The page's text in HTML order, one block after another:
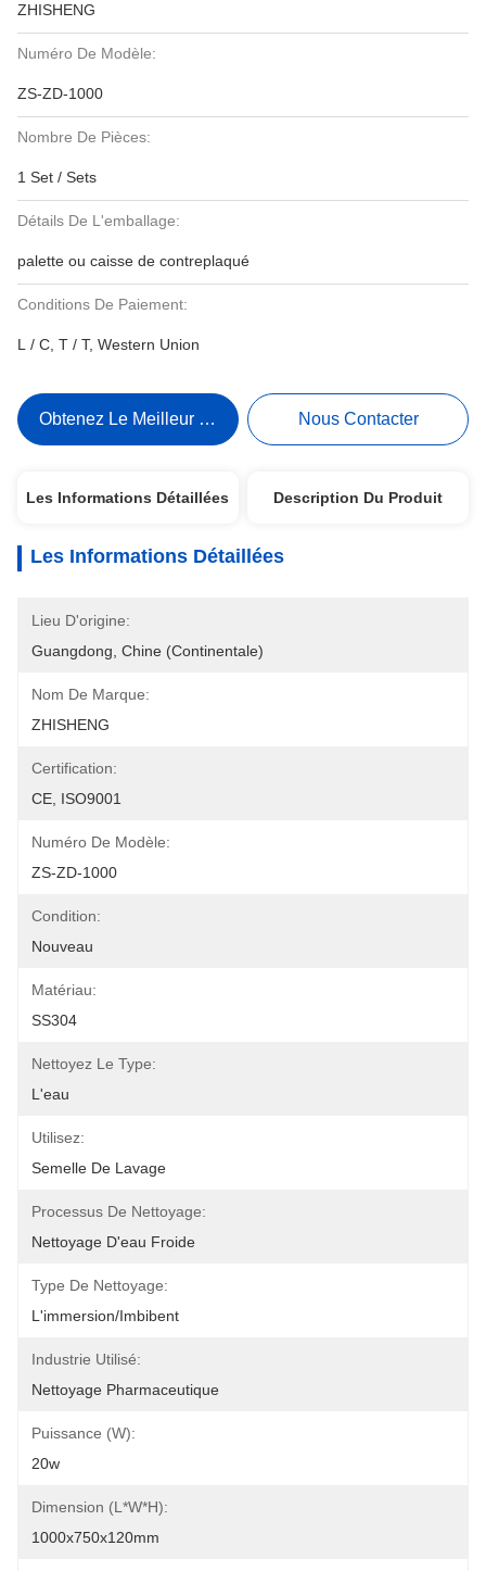
ZHISHENG
Numéro De Modèle:
ZS-ZD-1000
Nombre De Pièces:
1 Set / Sets
Détails De L'emballage:
palette ou caisse de contreplaqué
Conditions De Paiement:
L / C, T / T, Western Union
Obtenez Le Meilleur Prix Nous Contacter
Les Informations Détaillées Description Du Produit
Les Informations Détaillées
Lieu D'origine:
Guangdong, Chine (continentale)
Nom De Marque:
ZHISHENG
Certification:
CE, ISO9001
Numéro De Modèle:
ZS-ZD-1000
Condition:
Nouveau
Matériau:
SS304
Nettoyez Le Type:
L'eau
Utilisez:
Semelle De Lavage
Processus De Nettoyage:
Nettoyage D'eau Froide
Type De Nettoyage:
L'immersion/imbibent
Industrie Utilisé:
Nettoyage Pharmaceutique
Puissance (W):
20w
Dimension (L*W*H):
1000x750x120mm